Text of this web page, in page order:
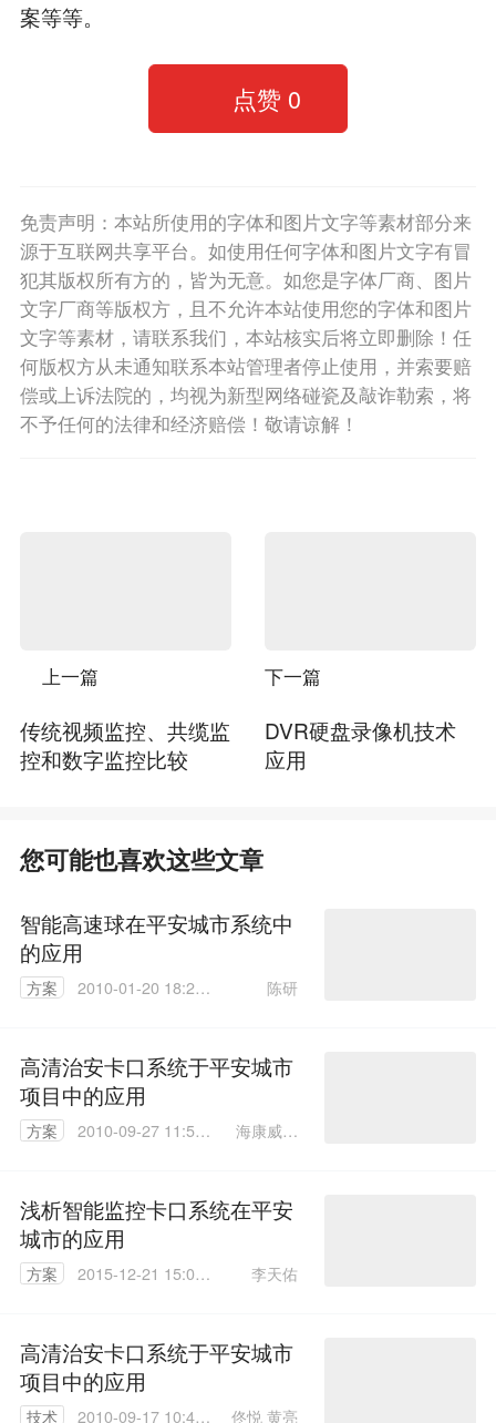
案等等。
点赞 0
免责声明：本站所使用的字体和图片文字等素材部分来
源于互联网共享平台。如使用任何字体和图片文字有冒
犯其版权所有方的，皆为无意。如您是字体厂商、图片
文字厂商等版权方，且不允许本站使用您的字体和图片
文字等素材，请联系我们，本站核实后将立即删除！任
何版权方从未通知联系本站管理者停止使用，并索要赔
偿或上诉法院的，均视为新型网络碰瓷及敲诈勒索，将
不予任何的法律和经济赔偿！敬请谅解！
上一篇
传统视频监控、共缆监
控和数字监控比较
下一篇
DVR硬盘录像机技术
应用
您可能也喜欢这些文章
智能高速球在平安城市系统中
的应用
方案
2010-01-20 18:29:
陈研
高清治安卡口系统于平安城市
项目中的应用
方案
2010-09-27 11:53:
海康威视
浅析智能监控卡口系统在平安
城市的应用
方案
2015-12-21 15:09:
李天佑
高清治安卡口系统于平安城市
项目中的应用
技术 2010-09-17 10:43: 佟悦 黄亮